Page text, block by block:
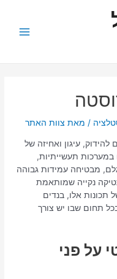
/ מאת צוות האתר
עיגון ואחיזה של
במערכות תעשייתיות,
מבטיחה עמידות גבוהה
נקייה שמותאמת
תכונות אלו, בנדים
תחום שבו יש צורך
על פני